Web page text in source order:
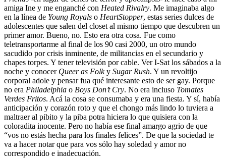
amiga Ine y me enganché con Heated Rivalry. Me imaginaba algo
en la línea de Young Royals o HeartStopper, estas series dulces de
adolescentes que salen del closet al mismo tiempo que descubren un
primer amor. Bueno, no. Esto era otra cosa. Fue como
teletransportarme al final de los 90 casi 2000, un otro mundo
sacudido por crisis inminente, de militancias en el secundario y
chapes torpes. Y tener televisión por cable. Ver I-Sat los sábados a la
noche y conocer Queer as Folky Sugar Rush. Y un revoltijo
corporal adole y pensar fua qué interesante esto de ser gay. Porque
no era Philadelphia o Boys Don’t Cry. No era incluso Tomates
Verdes Fritos. Acá la cosa se consumaba y era una fiesta. Y sí, había
anticipación y corazón roto y que el chongo más lindo lo tuviera a
maltraer al pibito y la piba potra hiciera lo que quisiera con la
coloradita inocente. Pero no había ese final amargo agrio de que
“vos no estás hecha para los finales felices”. De que la sociedad te
va a hacer notar que para vos sólo hay soledad y amor no
correspondido e inadecuación.